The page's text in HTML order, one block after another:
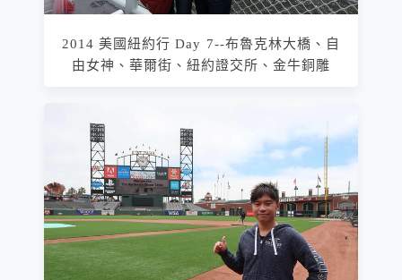
2014 美國紐約行 Day 7--布魯克林大橋、自
由女神、華爾街、紐約證交所、金牛銅雕